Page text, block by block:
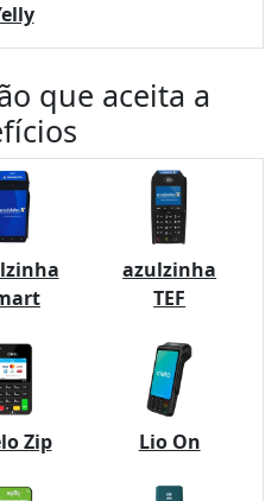
que aceita a
azulzinha
TEF
Zip Lio On